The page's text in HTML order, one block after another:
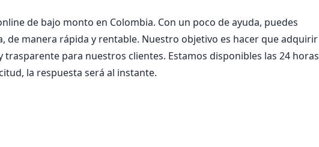
de bajo monto en Colombia. Con un poco de ayuda, puedes
de manera rápida y rentable. Nuestro objetivo es hacer que adquirir
trasparente para nuestros clientes. Estamos disponibles las 24 horas
la respuesta será al instante.